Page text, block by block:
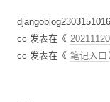
cc 发表在《
cc 发表在《 笔记入口